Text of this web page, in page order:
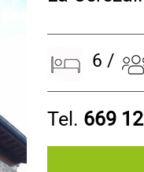
6 /
Tel. 669